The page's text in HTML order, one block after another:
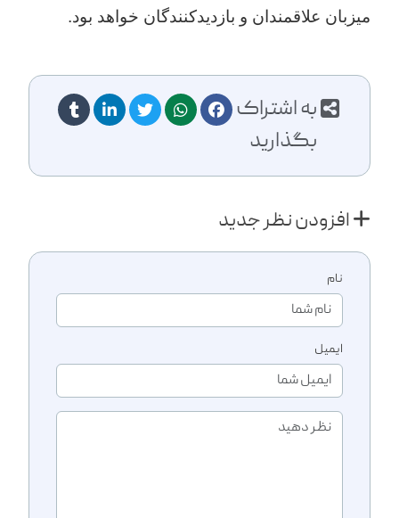
میزبان علاقمندان و بازدیدکنندگان خواهد بود.
به اشتراک
بگذارید
افزودن نظر جدید
نام
ایمیل